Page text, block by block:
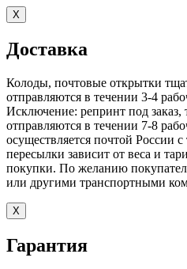
X
Доставка
Колоды, почтовые открытки
отправляются в течении 3-4
Исключение: репринт под заказ,
отправляются в течении 7-8
осуществляется почтой России
пересылки зависит от веса и
покупки. По желанию
или другими транспортными
X
Гарантия